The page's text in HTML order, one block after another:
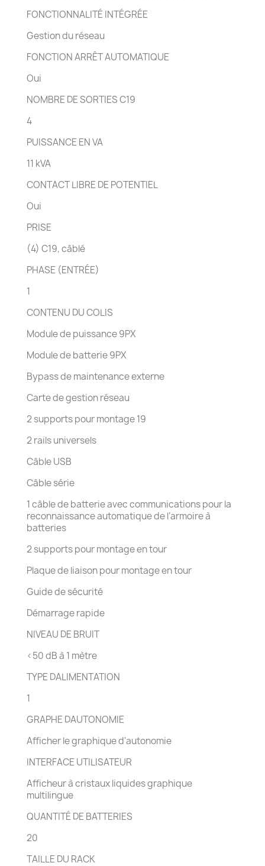
FONCTIONNALITÉ INTÉGRÉE
Gestion du réseau
FONCTION ARRÊT AUTOMATIQUE
Oui
NOMBRE DE SORTIES C19
4
PUISSANCE EN VA
11 kVA
CONTACT LIBRE DE POTENTIEL
Oui
PRISE
(4) C19, câblé
PHASE (ENTRÉE)
1
CONTENU DU COLIS
Module de puissance 9PX
Module de batterie 9PX
Bypass de maintenance externe
Carte de gestion réseau
2 supports pour montage 19
2 rails universels
Câble USB
Câble série
1 câble de batterie avec communications pour la
reconnaissance automatique de l’armoire à
batteries
2 supports pour montage en tour
Plaque de liaison pour montage en tour
Guide de sécurité
Démarrage rapide
NIVEAU DE BRUIT
<50 dB à 1 mètre
TYPE DALIMENTATION
1
GRAPHE DAUTONOMIE
Afficher le graphique d'autonomie
INTERFACE UTILISATEUR
Afficheur à cristaux liquides graphique
multilingue
QUANTITÉ DE BATTERIES
20
TAILLE DU RACK